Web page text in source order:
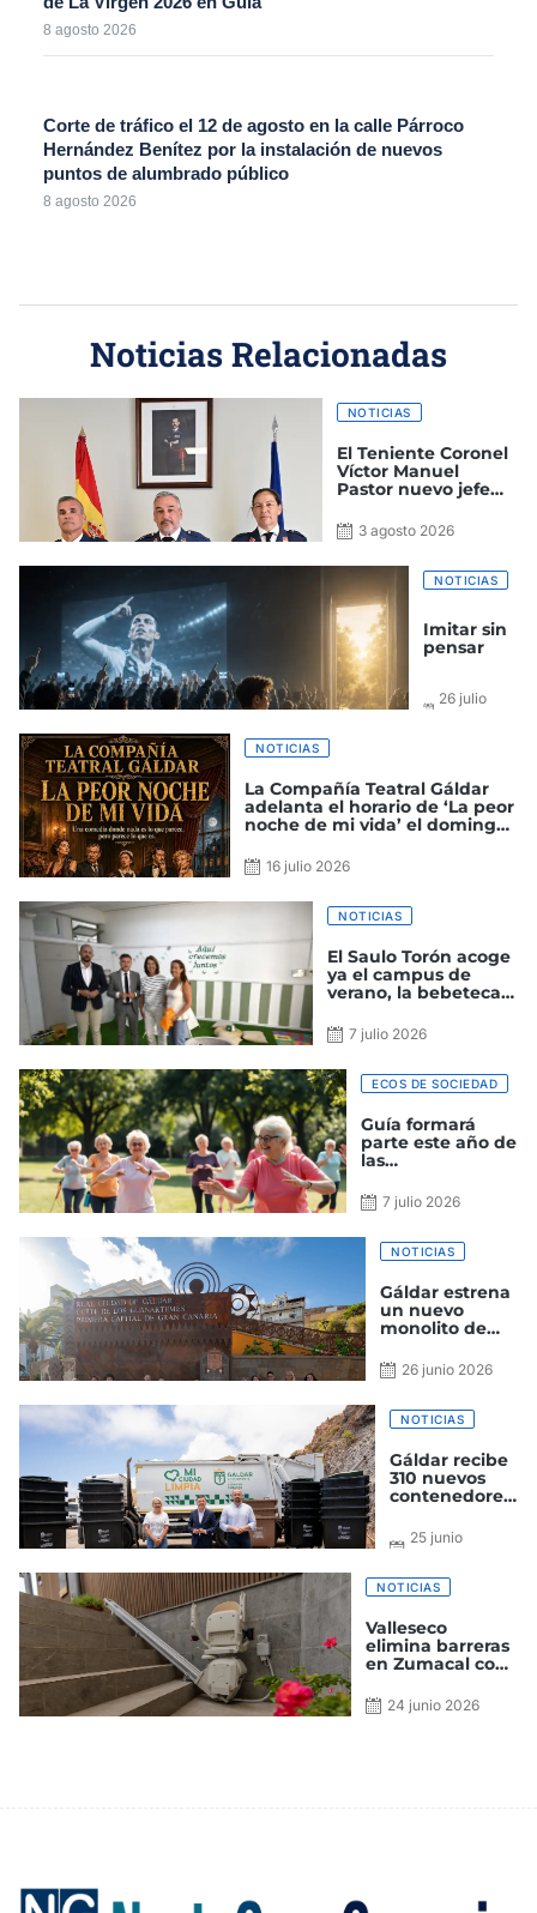
8 agosto 2026
Corte de tráfico el 12 de agosto en la calle Párroco
Hernández Benítez por la instalación de nuevos
puntos de alumbrado público
8 agosto 2026
Noticias Relacionadas
NOTICIAS
El Teniente Coronel
Víctor Manuel
Pastor nuevo jefe
y Control
3 agosto 2026
NOTICIAS
Imitar sin
pensar
26 julio
NOTICIAS
La Compañía Teatral Gáldar
adelanta el horario de ‘La peor
noche de mi vida’ el domingo
16 julio 2026
NOTICIAS
El Saulo Torón acoge
ya el campus de
verano, la bebeteca y
Gáldar’
7 julio 2026
ECOS DE SOCIEDAD
Guía formará
parte este año de
las
Canarias
7 julio 2026
NOTICIAS
Gáldar estrena
un nuevo
monolito de
inspirado en las
pintaderas,
identidad
aborigen
26 junio 2026
NOTICIAS
Gáldar recibe
310 nuevos
contenedores
instalación en
las próximas
municipio
25 junio
NOTICIAS
Valleseco
elimina barreras
en Zumacal con
de accesibilidad
en el local social
24 junio 2026